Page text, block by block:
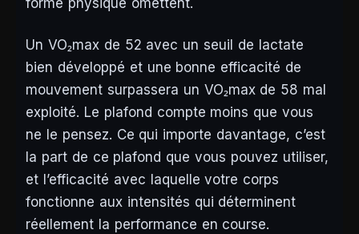
forme physique omettent.
Un VO₂max de 52 avec un seuil de lactate
bien développé et une bonne efficacité de
mouvement surpassera un VO₂max de 58 mal
exploité. Le plafond compte moins que vous
ne le pensez. Ce qui importe davantage, c’est
la part de ce plafond que vous pouvez utiliser,
et l’efficacité avec laquelle votre corps
fonctionne aux intensités qui déterminent
réellement la performance en course.